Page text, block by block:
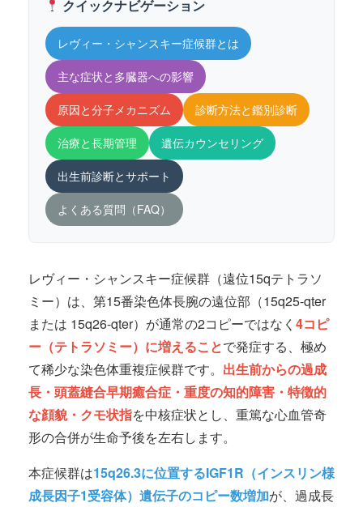
クイックナビゲーション
レヴィー・シャンスキー症候群とは
主な症状と多臓器への影響
原因と分子メカニズム 診断方法と鑑別診断
治療と長期管理 遺伝カウンセリング
出生前診断とサポート
よくある質問（FAQ）
レヴィー・シャンスキー症候群（遠位15qテトラソ
ミー）は、第15番染色体長腕の遠位部（15q25-qter
または 15q26-qter）が通常の2コピーではなく 4コピ
ー（テトラソミー）に増えることで発症する、極め
て稀少な染色体重複症候群です。 出生前からの過成
長・頭蓋縫合早期癒合症・重度の知的障害・特徴的
な顔貌・クモ状指を中核症状とし、重篤な心血管奇
形の合併が生命予後を左右します。
本症候群は15q26.3に位置するIGF1R（インスリン様
成長因子1受容体）遺伝子のコピー数増加が、過成長